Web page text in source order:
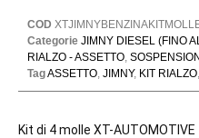
COD
Categorie JIMNY DIESEL (FINO
RIALZO - ASSETTO, SOSPENSIONI
TagASSETTO, JIMNY, KIT RIALZO,
Kit di 4 molle XT-AUTOMOTIVE